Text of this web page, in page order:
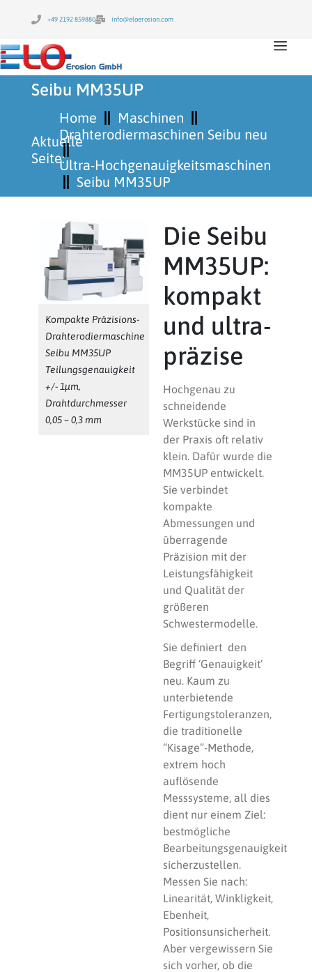
+49 2192 859880 info@eloerosion.com
Seibu MM35UP
Aktuelle
Seite:
Home
Maschinen
Drahterodiermaschinen Seibu neu
Ultra-Hochgenauigkeitsmaschinen
Seibu MM35UP
Die Seibu
MM35UP:
kompakt
und ultra-
präzise
Hochgenau zu
schneidende
Werkstücke sind in
der Praxis oft relativ
klein. Dafür wurde die
MM35UP entwickelt.
Sie verbindet
kompakte
Abmessungen und
überragende
Präzision mit der
Leistungsfähigkeit
und Qualität der
größeren
Schwestermodelle.
Sie definiert den
Begriff ‘Genauigkeit’
neu. Kaum zu
unterbietende
Fertigungstoleranzen,
die traditionelle
“Kisage”-Methode,
extrem hoch
auflösende
Messsysteme, all dies
dient nur einem Ziel:
bestmögliche
Bearbeitungsgenauigkeit
sicherzustellen.
Messen Sie nach:
Linearität, Winkligkeit,
Ebenheit,
Positionsunsicherheit.
Aber vergewissern Sie
sich vorher, ob die
Kompakte Präzisions-
Drahterodiermaschine
Seibu MM35UP
Teilungsgenauigkeit
+/- 1µm,
Drahtdurchmesser
0,05 – 0,3 mm